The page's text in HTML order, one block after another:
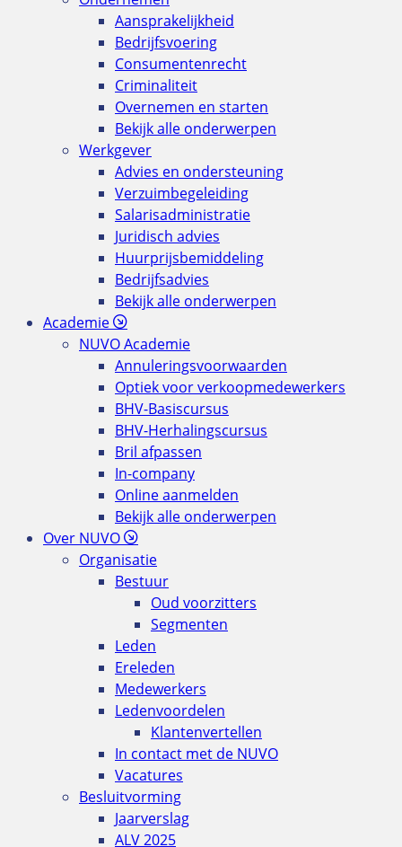
Aansprakelijkheid
Bedrijfsvoering
Consumentenrecht
Criminaliteit
Overnemen en starten
Bekijk alle onderwerpen
Werkgever
Advies en ondersteuning
Verzuimbegeleiding
Salarisadministratie
Juridisch advies
Huurprijsbemiddeling
Bedrijfsadvies
Bekijk alle onderwerpen
Academie
NUVO Academie
Annuleringsvoorwaarden
Optiek voor verkoopmedewerkers
BHV-Basiscursus
BHV-Herhalingscursus
Bril afpassen
In-company
Online aanmelden
Bekijk alle onderwerpen
Over NUVO
Organisatie
Bestuur
Oud voorzitters
Segmenten
Leden
Ereleden
Medewerkers
Ledenvoordelen
Klantenvertellen
In contact met de NUVO
Vacatures
Besluitvorming
Jaarverslag
ALV 2025